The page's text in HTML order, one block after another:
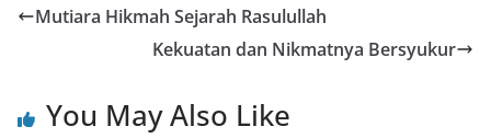
Mutiara Hikmah Sejarah Rasulullah
Kekuatan dan Nikmatnya Bersyukur
You May Also Like